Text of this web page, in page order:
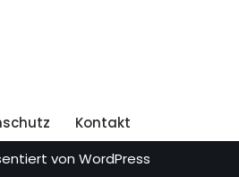
Kontakt
von WordPress